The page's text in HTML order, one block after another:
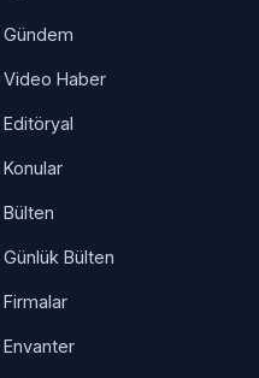
Gündem
Video Haber
Editöryal
Konular
Bülten
Günlük Bülten
Firmalar
Envanter